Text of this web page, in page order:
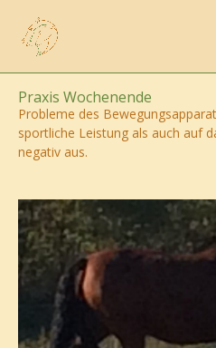
Praxis Wochenende
Probleme des
sportliche Leistung als auch auf
negativ aus.